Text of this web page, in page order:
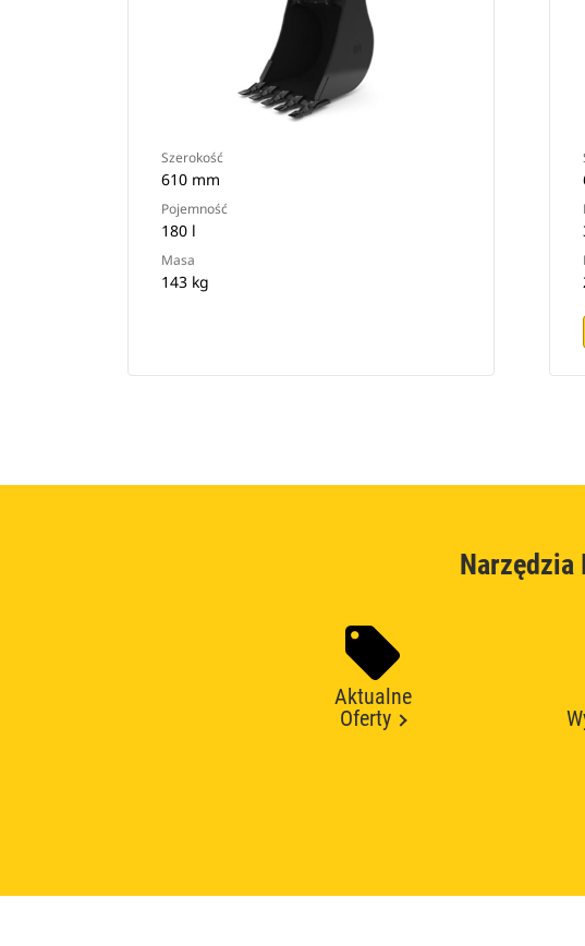
Szerokość
610 mm
Pojemność
180 l
Masa
143 kg
Narzędzia
Aktualne
Oferty